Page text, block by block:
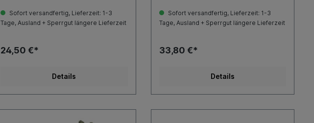
Sofort versandfertig, Lieferzeit: 1-3
Tage, Ausland + Sperrgut längere Lieferzeit
24,50 €*
Details
Sofort versandfertig, Lieferzeit: 1-3
Tage, Ausland + Sperrgut längere Lieferzeit
33,80 €*
Details